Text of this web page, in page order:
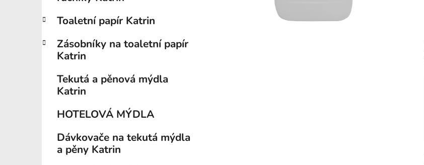
p
n
Toaletní papír Katrin
Zásobníky na toaletní papír
Katrin
Tekutá a pěnová mýdla
Katrin
HOTELOVÁ MÝDLA
Dávkovače na tekutá mýdla
a pěny Katrin